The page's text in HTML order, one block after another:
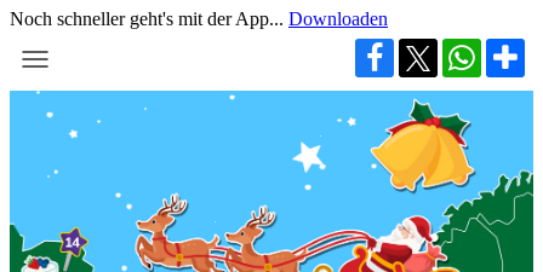
Noch schneller geht's mit der App... Downloaden